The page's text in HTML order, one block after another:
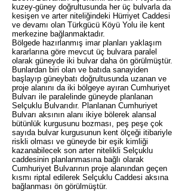
kuzey-güney doğrultusunda her üç bulvarla da
kesişen ve arter niteliğindeki Hürriyet Caddesi
ve devamı olan Türkgücü Köyü Yolu ile kent
merkezine bağlanmaktadır.
Bölgede hazırlanmış imar planları yaklaşım
kararlarına göre mevcut üç bulvara paralel
olarak güneyde iki bulvar daha ön görülmüştür.
Bunlardan biri olan ve batıda sanayiden
başlayıp güneybatı doğrultusunda uzanan ve
proje alanını da iki bölgeye ayıran Cumhuriyet
Bulvarı ile paralelinde güneyde planlanan
Selçuklu Bulvarıdır. Planlanan Cumhuriyet
Bulvarı aksının alanı ikiye bölerek alansal
bütünlük kurgusunu bozması, peş peşe çok
sayıda bulvar kurgusunun kent ölçeği itibariyle
riskli olması ve güneyde bir eşik kimliği
kazanabilecek son arter nitelikli Selçuklu
caddesinin planlanmasına bağlı olarak
Cumhuriyet Bulvarının proje alanından geçen
kısmı riptal edilerek Selçuklu Caddesi aksına
bağlanması ön görülmüştür.